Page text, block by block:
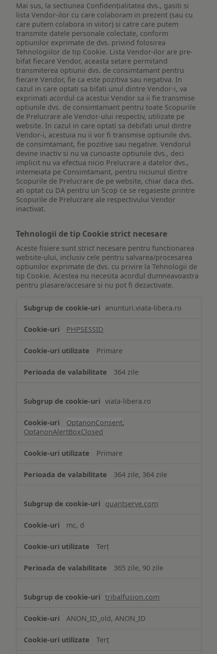
Mai sus, la sectiunea Confidențialitatea dvs., gasiti si
lista Vendor-ilor cu care colaboram in prezent (sau cu
care putem colabora in viitor) si catre care putem
transmite datele personale colectate, conform
optiunilor exprimate de dvs. privind folosirea
Tehnologiilor de tip Cookie. Lista Vendor-ilor are pre-
bifat fiecare Vendor, aceasta setare permitand
transmiterea optiunii dvs. de consimtamant pentru
fiecare Vendor, fie ca este pozitiva sau negativa. In
cazul in care optati sa bifati unul dintre Vendor-i, va
exprimati acordul ca acestui Vendor sa ii fie transmise
optiunile dvs. de consimtamant pentru toate Scopurile
de Prelucrare ale Vendor-ului respectiv, utilizate pe
website. In cazul in care optati sa debifati unul dintre
Vendor-i, acestuia nu ii vor fi transmise optiunile dvs.
de consimtamant, fie pozitive sau negative. Vendorul
devine inactiv si nu va cunoaste optiunile dvs., deci
implicit nu va efectua nicio Prelucrare a datelor dvs.,
intemeiata pe Consimtamant, pentru niciunul dintre
Scopurile de Prelucrare de pe website, chiar daca dvs.
ati optat cu DA pentru un Scop ce se regaseste printre
Scopurile de Prelucrare ale respectivului Vendor
inactivat.
Tehnologii de tip Cookie strict necesare
Aceste fisiere sunt strict necesare pentru functionarea
website-ului, inclusiv cele pentru salvarea/procesarea
optiunilor exprimate de dvs. cu privire la Tehnologii de
tip Cookie. Acestea nu necesita acordul dumneavoastra
pentru plasare/accesare si nu pot fi dezactivate.
de
Cookie
necesare
anunturi.viata-libera.ro
PHPSESSID
Primare
364 zile
viata-libera.ro
OptanonConsent,
OptanonAlertBoxClosed
Primare
364 zile, 364 zile
quantserve.com
mc, d
Terț
365 zile, 90 zile
tribalfusion.com
ANON_ID_old, ANON_ID
Terț